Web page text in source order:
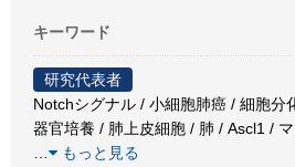
キーワード
研究代表者
Notchシグナル / 小細胞肺癌 / 細胞分
器官培養 / 肺上皮細胞 / 肺 / Ascl1 /
もっと見る